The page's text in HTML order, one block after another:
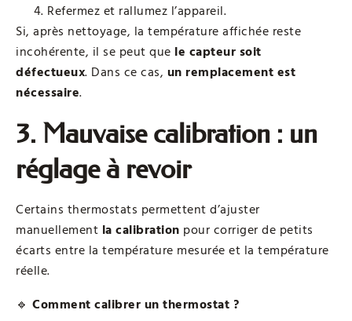
Refermez et rallumez l’appareil.
Si, après nettoyage, la température affichée reste
incohérente, il se peut que le capteur soit
défectueux. Dans ce cas, un remplacement est
nécessaire.
3. Mauvaise calibration : un
réglage à revoir
Certains thermostats permettent d’ajuster
manuellement la calibration pour corriger de petits
écarts entre la température mesurée et la température
réelle.
🔹 Comment calibrer un thermostat ?